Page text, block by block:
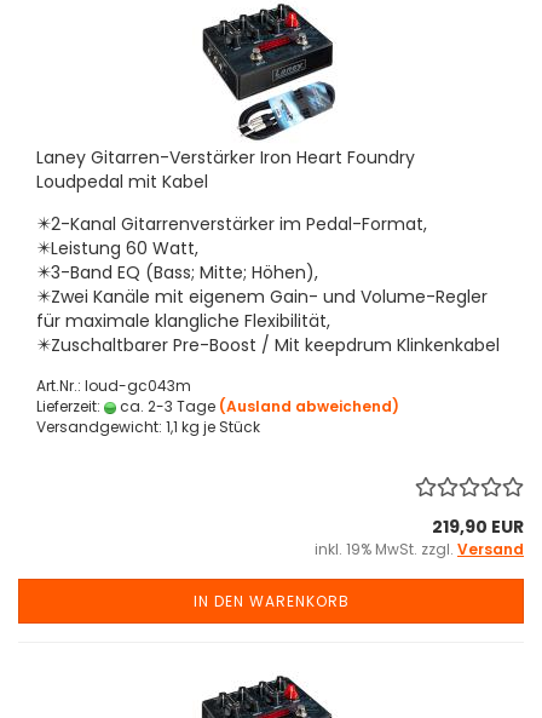
Laney Gitarren-Verstärker Iron Heart Foundry
Loudpedal mit Kabel
✴️2-Kanal Gitarrenverstärker im Pedal-Format,
✴️Leistung 60 Watt,
✴️3-Band EQ (Bass; Mitte; Höhen),
✴️Zwei Kanäle mit eigenem Gain- und Volume-Regler
für maximale klangliche Flexibilität,
✴️Zuschaltbarer Pre-Boost / Mit keepdrum Klinkenkabel
Art.Nr.: loud-gc043m
Lieferzeit:
ca. 2-3 Tage (Ausland abweichend)
Versandgewicht: 1,1 kg je Stück
219,90 EUR
inkl. 19% MwSt. zzgl. Versand
IN DEN WARENKORB